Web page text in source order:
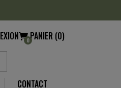
0PANIER (0)
CONTACT